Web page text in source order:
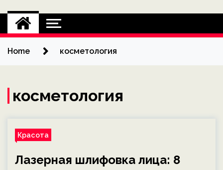
Home косметология
косметология
Красота
Лазерная шлифовка лица: 8